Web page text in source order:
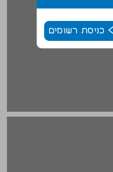
כניסת רשומים